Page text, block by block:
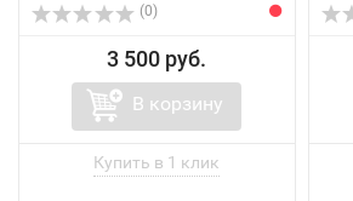
(0)
3 500 руб.
В корзину